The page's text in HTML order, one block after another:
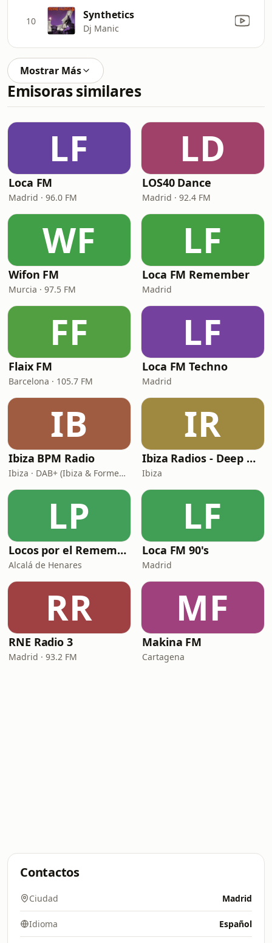
10 Synthetics
Dj Manic
Mostrar Más
Emisoras similares
LF
Loca FM
Madrid · 96.0 FM
LD
LOS40 Dance
Madrid · 92.4 FM
WF
Wifon FM
Murcia · 97.5 FM
LF
Loca FM Remember
Madrid
FF
Flaix FM
Barcelona · 105.7 FM
LF
Loca FM Techno
Madrid
IB
Ibiza BPM Radio
Ibiza · DAB+ (Ibiza & Formentera, Madrid, Barcelona)
IR
Ibiza Radios - Deep House
Ibiza
LP
Locos por el Remember Dance
Alcalá de Henares
LF
Loca FM 90's
Madrid
RR
RNE Radio 3
Madrid · 93.2 FM
MF
Makina FM
Cartagena
Contactos
Ciudad Madrid
Idioma Español